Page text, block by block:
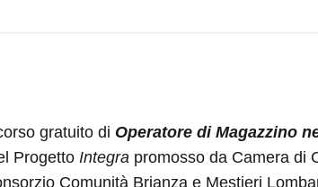
gratuito di Operatore di Magazzino
Progetto Integrapromosso da Camera di
Comunità Brianza e Mestieri